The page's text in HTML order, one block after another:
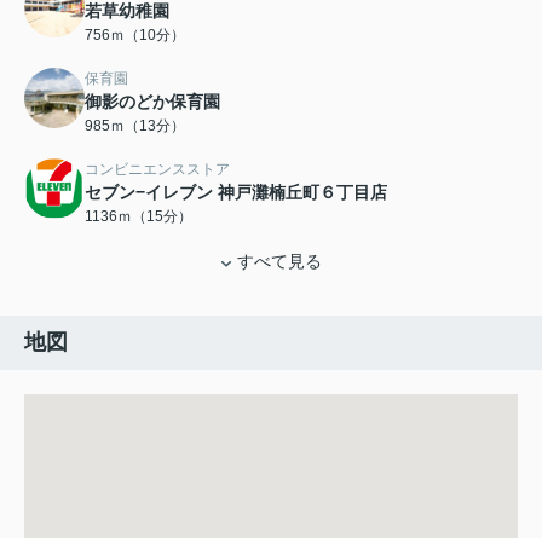
若草幼稚園
756ｍ（10分）
保育園
御影のどか保育園
985ｍ（13分）
コンビニエンスストア
セブン−イレブン 神戸灘楠丘町６丁目店
1136ｍ（15分）
すべて見る
地図